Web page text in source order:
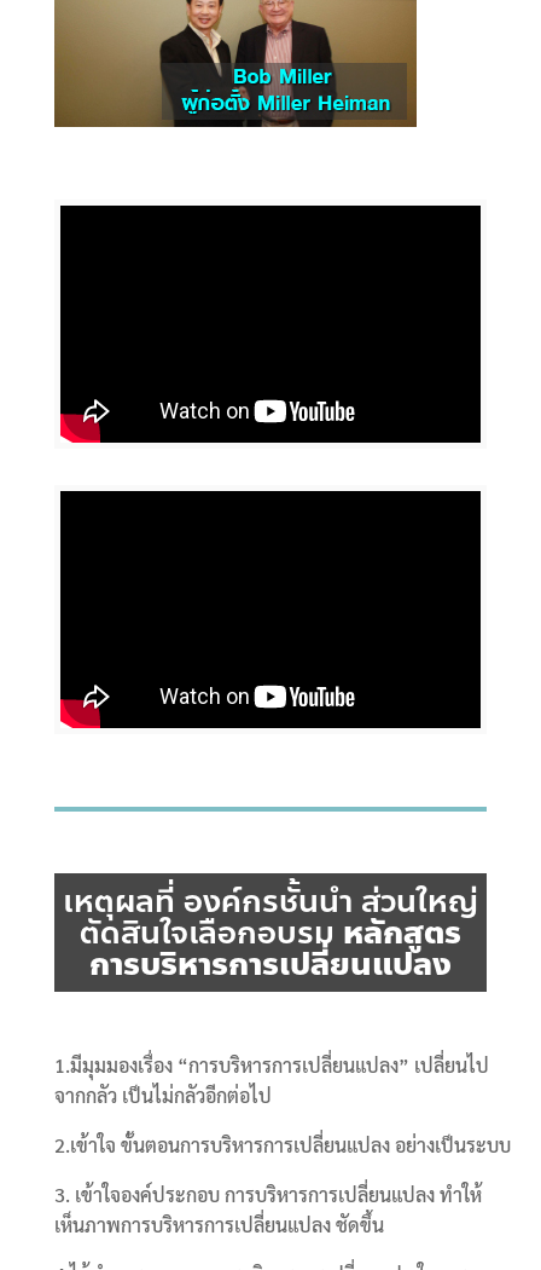
เหตุผลที่ องค์กรชั้นนำ ส่วนใหญ่
ตัดสินใจเลือกอบรม หลักสูตร
การบริหารการเปลี่ยนแปลง
1.มีมุมมองเรื่อง “การบริหารการเปลี่ยนแปลง” เปลี่ยนไป
จากกลัว เป็นไม่กลัวอีกต่อไป
2.เข้าใจ ขั้นตอนการบริหารการเปลี่ยนแปลง อย่างเป็นระบบ
3. เข้าใจองค์ประกอบ การบริหารการเปลี่ยนแปลง ทำให้
เห็นภาพการบริหารการเปลี่ยนแปลง ชัดขึ้น